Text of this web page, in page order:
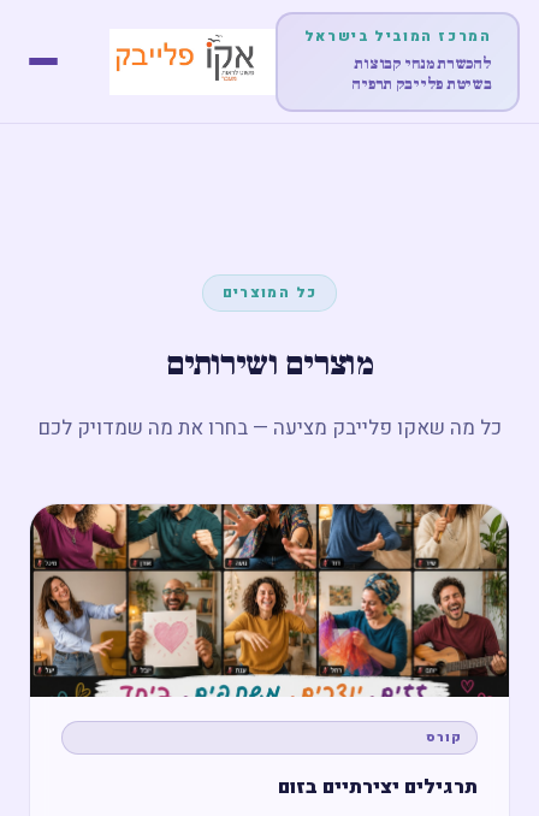
לימודים והכשרות
מפגש חשיפה ←
המרכז המוביל בישראל
להכשרת מנחי קבוצות
בשיטת פלייבק תרפיה
כל המוצרים
מוצרים ושירותים
כל מה שאקו פלייבק מציעה — בחרו את מה שמדויק לכם
קורס
תרגילים יצירתיים בזום